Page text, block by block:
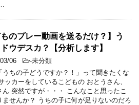
ものプレー動画を送るだけ？】う
ウデスカ？【分析します】
06
-未分類
うちの子どうですか？！」って聞きたくな
ッカーをしているこどもの おとうさん、
ん 突然ですが・・・ こんなこと思ったこ
ませんか？ うちの子に何が足りないのだろ